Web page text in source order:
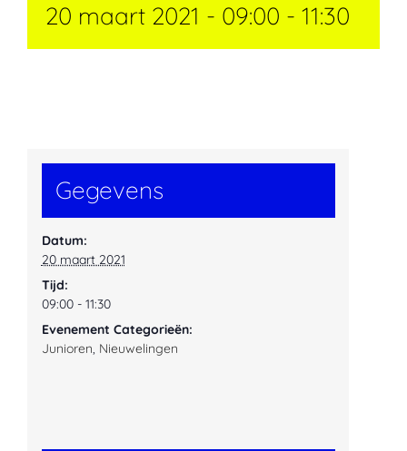
20 maart 2021 - 09:00 - 11:30
Gegevens
Datum:
20 maart 2021
Tijd:
09:00 - 11:30
Evenement Categorieën:
Junioren, Nieuwelingen